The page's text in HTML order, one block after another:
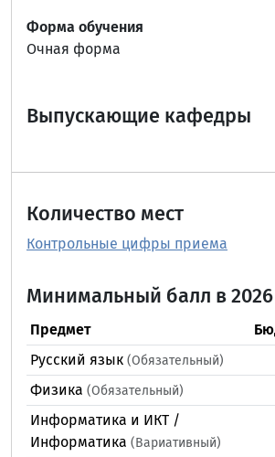
Форма обучения
Очная форма
Выпускающие кафедры
Количество мест
Контрольные цифры приема
Минимальный балл в 2026
Предмет
Русский язык (Обязательный)
Физика (Обязательный)
Информатика и ИКТ /
Информатика (Вариативный)